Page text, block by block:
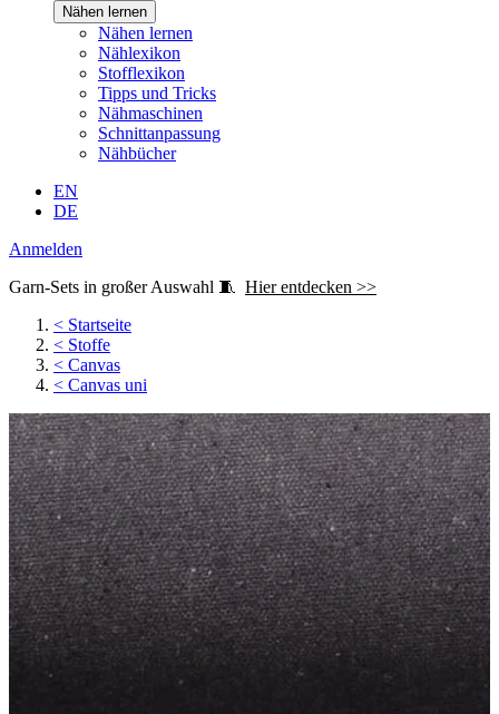
Nähen lernen
Nähen lernen
Nählexikon
Stofflexikon
Tipps und Tricks
Nähmaschinen
Schnittanpassung
Nähbücher
EN
DE
Anmelden
Garn-Sets in großer Auswahl 🧵 Hier entdecken >>
< Startseite
< Stoffe
< Canvas
< Canvas uni